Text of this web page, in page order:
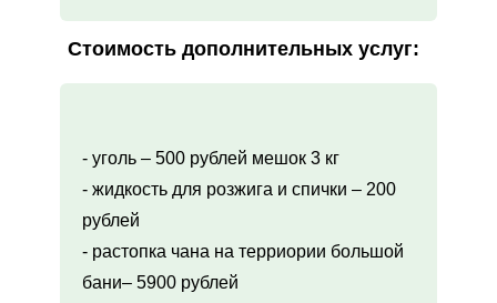
Стоимость дополнительных услуг:
- уголь – 500 рублей мешок 3 кг
- жидкость для розжига и спички – 200
рублей
- растопка чана на терриории большой
бани– 5900 рублей